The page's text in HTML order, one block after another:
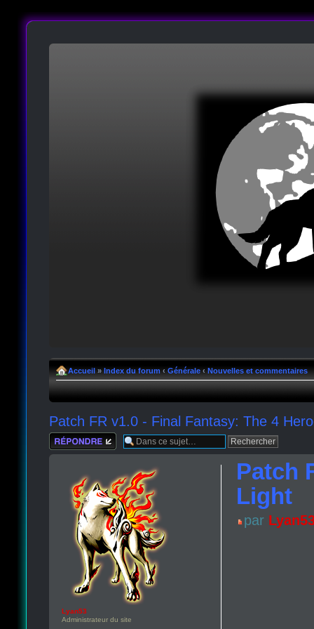
Accueil » Index du forum ‹ Générale ‹ Nouvelles et commentaires
Patch FR v1.0 - Final Fantasy: The 4
Répondre
Patch
Light
par
Lyan53
Administrateur du site